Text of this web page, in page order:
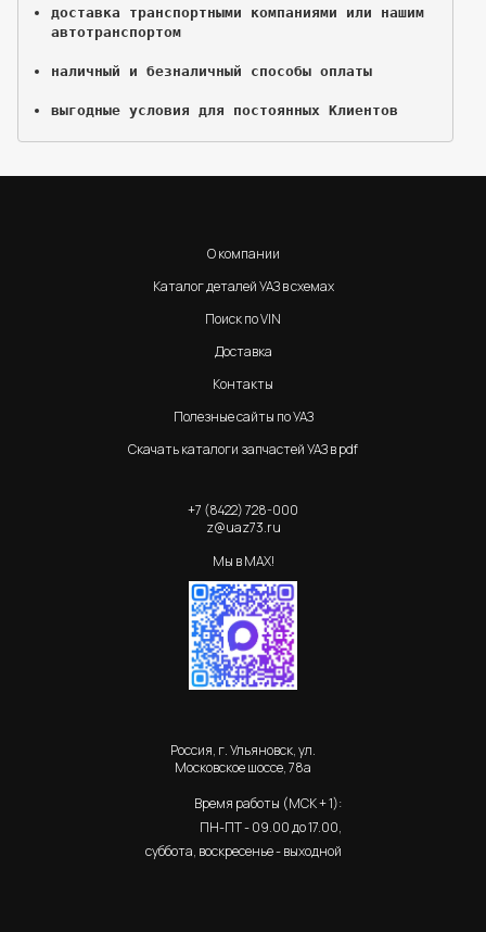
доставка транспортными компаниями или нашим
автотранспортом
наличный и безналичный способы оплаты
выгодные условия для постоянных Клиентов
О компании
Каталог деталей УАЗ в схемах
Поиск по VIN
Доставка
Контакты
Полезные сайты по УАЗ
Скачать каталоги запчастей УАЗ в pdf
+7 (8422) 728-000
z@uaz73.ru
Мы в MAX!
Россия, г. Ульяновск, ул.
Московское шоссе, 78а
Время работы (МСК + 1):
ПН-ПТ - 09.00 до 17.00,
суббота, воскресенье - выходной